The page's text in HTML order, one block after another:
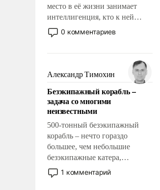
место в её жизни занимает
интеллигенция, кто к ней
принадлежит, а кого из неё
исключили с правом
чем она отличается от просто
образованных людей. Иногда
казалось, что эти вопросы
решены раз и навсегда, но –
нет, не решены.
0 комментариев
Александр Тимохин
Безэкипажный корабль –
задача со многими
неизвестными
500-тонный безэкипажный
корабль – нечто гораздо
большее, чем небольшие
безэкипажные катера,
применение которых уже
стало обыденностью. Задача по
1 комментарий